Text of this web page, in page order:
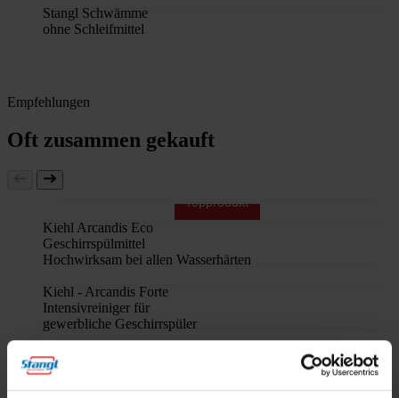
Stangl Schwämme
ohne Schleifmittel
Empfehlungen
Oft zusammen gekauft
Topprodukt
Kiehl Arcandis Eco
Geschirrspülmittel
Hochwirksam bei allen Wasserhärten
Kiehl - Arcandis Forte
Intensivreiniger für
gewerbliche Geschirrspüler
Kiehl Arcandis Powder
die Alternative zu Spültabs